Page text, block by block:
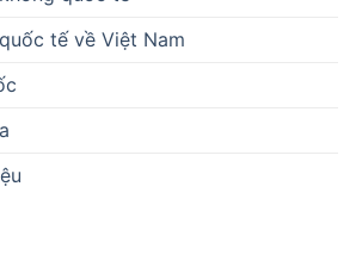
tế về Việt Nam